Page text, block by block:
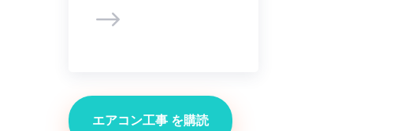
エアコン工事 を購読